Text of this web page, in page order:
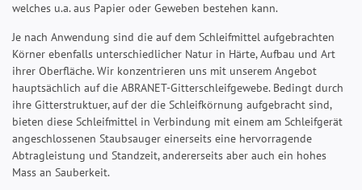
welches u.a. aus Papier oder Geweben bestehen kann.
Je nach Anwendung sind die auf dem Schleifmittel aufgebrachten
Körner ebenfalls unterschiedlicher Natur in Härte, Aufbau und Art
ihrer Oberfläche. Wir konzentrieren uns mit unserem Angebot
hauptsächlich auf die ABRANET-Gitterschleifgewebe. Bedingt durch
ihre Gitterstruktuer, auf der die Schleifkörnung aufgebracht sind,
bieten diese Schleifmittel in Verbindung mit einem am Schleifgerät
angeschlossenen Staubsauger einerseits eine hervorragende
Abtragleistung und Standzeit, andererseits aber auch ein hohes
Mass an Sauberkeit.